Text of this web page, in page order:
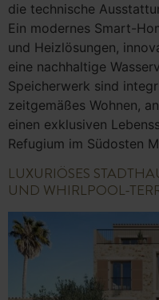
die technische
Ein modernes Smart-
und Heizlösungen,
eine nachhaltige
Speicherwerk sind
zeitgemäßes Wohnen,
einen exklusiven
Refugium im Südosten
LUXURIÖSES
UND WHIRLPOOL-